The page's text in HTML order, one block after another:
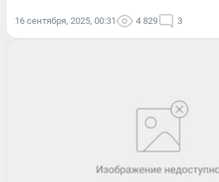
16 сентября, 2025, 00:31 4 829 3